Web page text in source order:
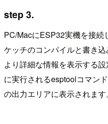
step 3.
PC/MacにESP32実機を接続
ケッチのコンパイルと書き
より詳細な情報を表示する
に実行されるesptoolコマン
の出力エリアに表示されます。